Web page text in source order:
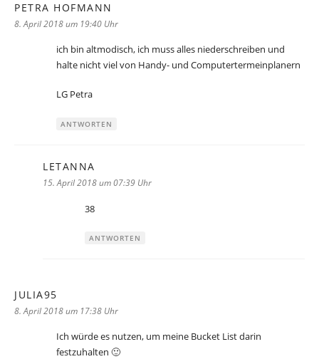
PETRA HOFMANN
8. April 2018 um 19:40 Uhr
ich bin altmodisch, ich muss alles niederschreiben und
halte nicht viel von Handy- und Computertermeinplanern
LG Petra
ANTWORTEN
LETANNA
15. April 2018 um 07:39 Uhr
38
ANTWORTEN
JULIA95
8. April 2018 um 17:38 Uhr
Ich würde es nutzen, um meine Bucket List darin
festzuhalten 🙂